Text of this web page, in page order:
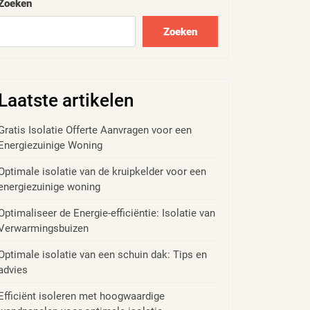
Zoeken
artikelen
Isolatie Offerte Aanvragen voor een
Woning
isolatie van de kruipkelder voor een
woning
de Energie-efficiëntie: Isolatie van
isolatie van een schuin dak: Tips en
isoleren met hoogwaardige